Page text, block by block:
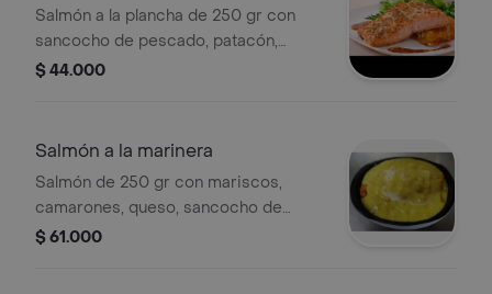
Salmón a la plancha de 250 gr con
sancocho de pescado, patacón,
ensalada y arroz a elección.
$ 44.000
Salmón a la marinera
Salmón de 250 gr con mariscos,
camarones, queso, sancocho de
pescado, patacón, arroz a elección y
$ 61.000